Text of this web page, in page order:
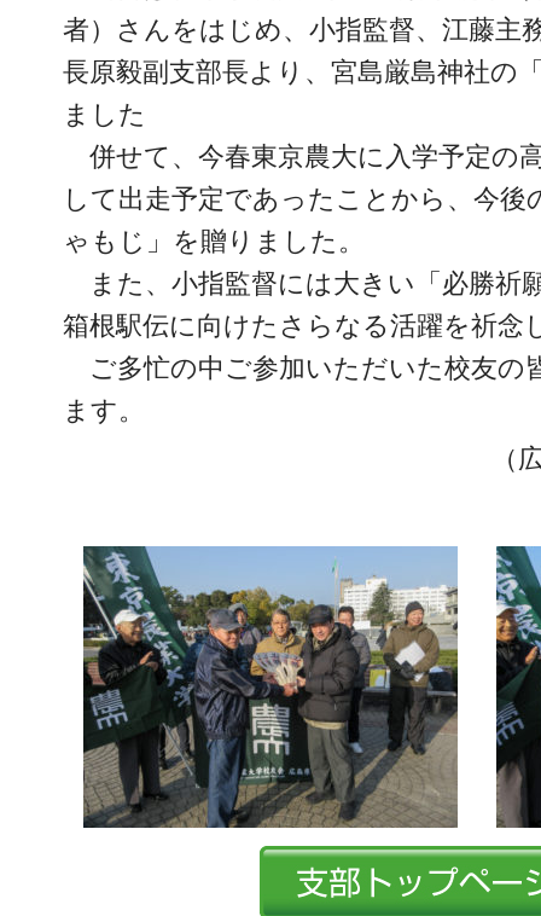
者）さんをはじめ、小指監督、江藤主
長原毅副支部長より、宮島厳島神社の
ました
併せて、今春東京農大に入学予定の
して出走予定であったことから、今後
ゃもじ」を贈りました。
また、小指監督には大きい「必勝祈
箱根駅伝に向けたさらなる活躍を祈念
ご多忙の中ご参加いただいた校友の
ます。
（